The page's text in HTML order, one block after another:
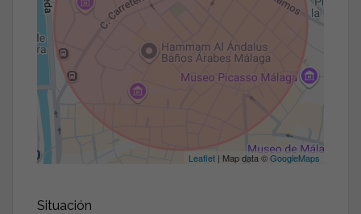
Leaflet | Map data ©GoogleMaps
Situación